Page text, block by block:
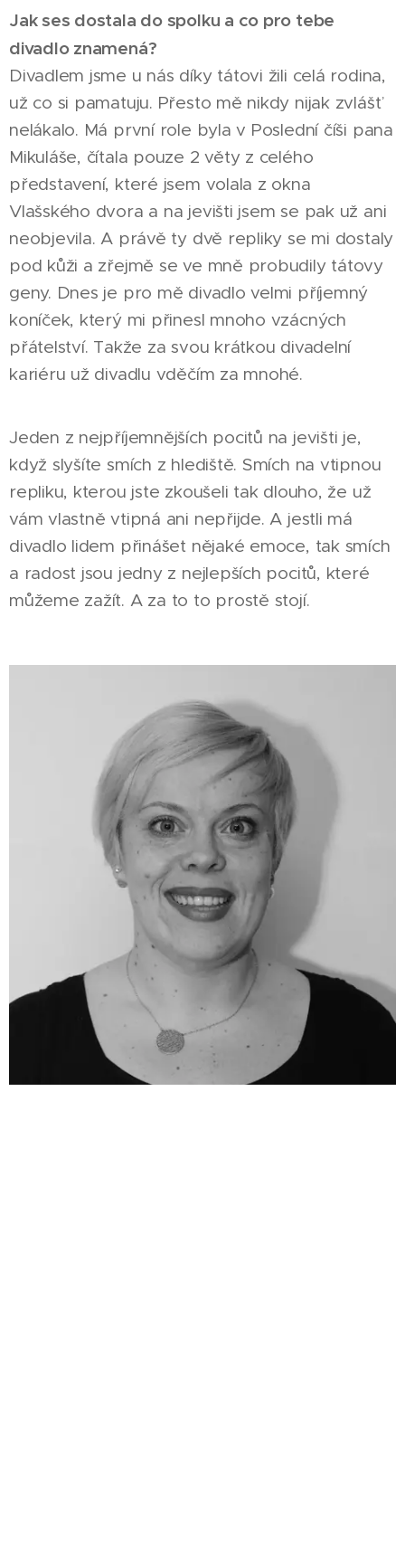
Jak ses dostala do spolku a co pro tebe
divadlo znamená?
Divadlem jsme u nás díky tátovi žili celá rodina,
už co si pamatuju. Přesto mě nikdy nijak zvlášť
nelákalo. Má první role byla v Poslední číši pana
Mikuláše, čítala pouze 2 věty z celého
představení, které jsem volala z okna
Vlašského dvora a na jevišti jsem se pak už ani
neobjevila. A právě ty dvě repliky se mi dostaly
pod kůži a zřejmě se ve mně probudily tátovy
geny. Dnes je pro mě divadlo velmi příjemný
koníček, který mi přinesl mnoho vzácných
přátelství. Takže za svou krátkou divadelní
kariéru už divadlu vděčím za mnohé.
Jeden z nejpříjemnějších pocitů na jevišti je,
když slyšíte smích z hlediště. Smích na vtipnou
repliku, kterou jste zkoušeli tak dlouho, že už
vám vlastně vtipná ani nepřijde. A jestli má
divadlo lidem přinášet nějaké emoce, tak smích
a radost jsou jedny z nejlepších pocitů, které
můžeme zažít. A za to to prostě stojí.